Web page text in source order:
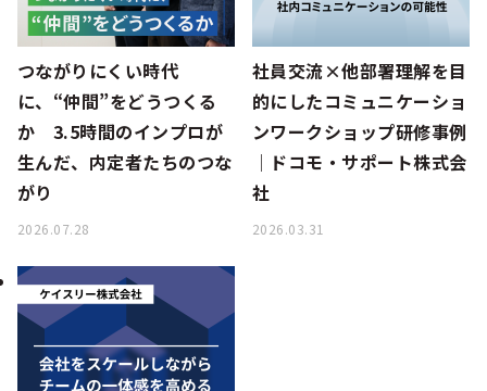
つながりにくい時代
に、“仲間”をどうつくる
か 3.5時間のインプロが
生んだ、内定者たちのつな
がり
2026.07.28
社員交流×他部署理解を目
的にしたコミュニケーショ
ンワークショップ研修事例
│ドコモ・サポート株式会
社
2026.03.31